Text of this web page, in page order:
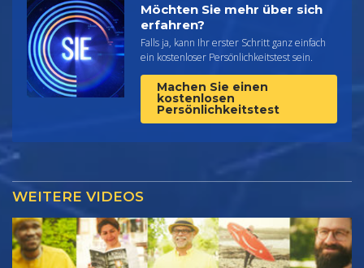
Möchten Sie mehr über sich
erfahren?
Falls ja, kann Ihr erster Schritt ganz einfach
ein kostenloser Persönlichkeitstest sein.
Machen Sie einen
kostenlosen
Persönlichkeitstest
WEITERE VIDEOS